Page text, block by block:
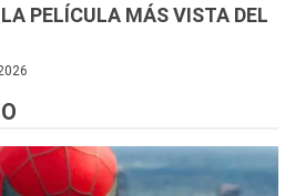
PELÍCULA MÁS VISTA DEL